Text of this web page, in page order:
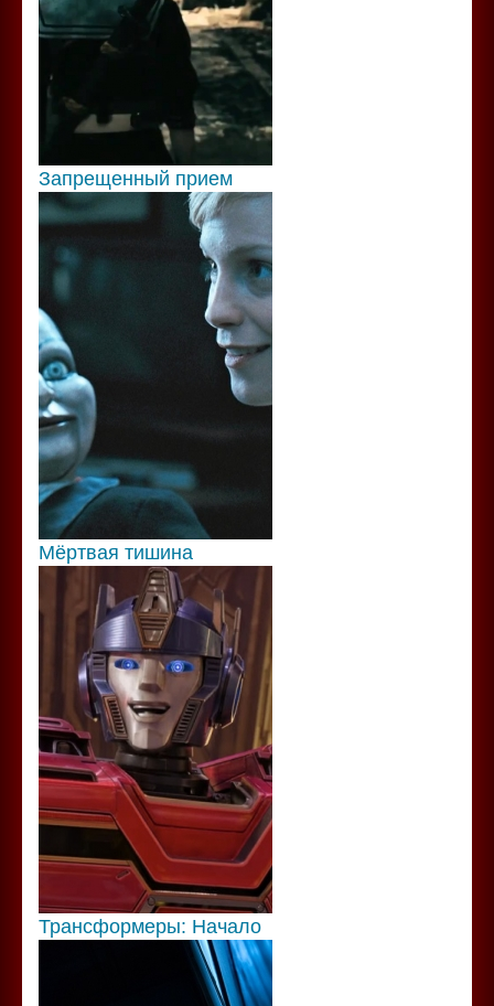
Запрещенный прием
Мёртвая тишина
Трансформеры: Начало